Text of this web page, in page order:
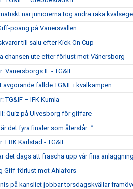
när juniorerna tog andra raka
poäng på Vänersvallen
till salu efter Kick On Cup
chansen ute efter förlust mot Vänersborg
Vänersborgs IF - TG&IF
avgörande fällde TG&IF i kvalkampen
TG&IF – IFK Kumla
Quiz på Ulvesborg för giffare
är det fyra finaler som återstår...”
FBK Karlstad - TG&IF
det dags att fräscha upp vår fina
Giff-förlust mot Ahlafors
på kansliet jobbar torsdagskvällar